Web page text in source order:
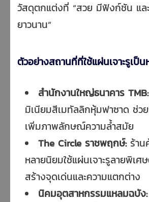
วัสดุตกแต่งที่ “สวย มีฟังก์ชัน และ
ยาวนาน”
ตัวอย่างสถานที่ที่ใช้แผ่นเจาะรูเป็
สำนักงานใหญ่ธนาคาร TMB:
มิเนียมสีเมทัลลิกหุ้มฟาซาด ช่ว
เพิ่มภาพลักษณ์ความล้ำสมัย
The Circle ราชพฤกษ์:ร้าน
หลายนิยมใช้แผ่นเจาะรูลายพิเศ
สร้างจุดเด่นและความแตกต่าง
นิคมอุตสาหกรรมแหลมฉบัง: